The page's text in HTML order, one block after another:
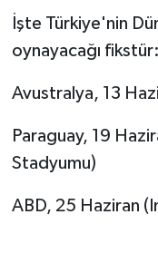
İşte Türkiye'nin
oynayacağı fikstür:
Avustralya, 13
Paraguay, 19
Stadyumu)
ABD, 25 Haziran